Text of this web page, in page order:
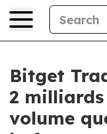
Bitget
2
volume